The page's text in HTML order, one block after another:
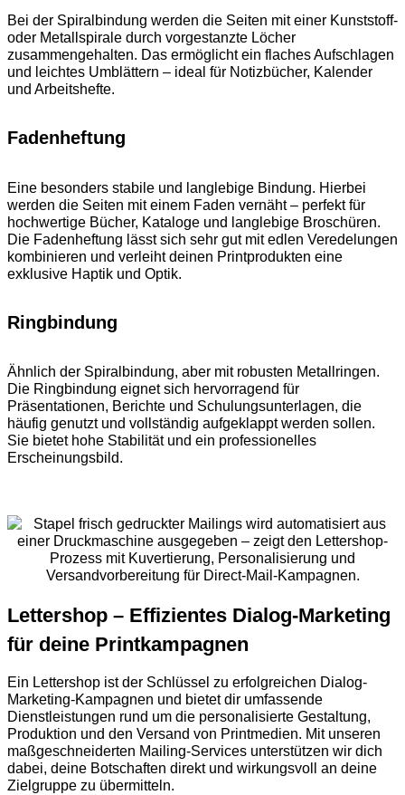
Bei der Spiralbindung werden die Seiten mit einer Kunststoff-
oder Metallspirale durch vorgestanzte Löcher
zusammengehalten. Das ermöglicht ein flaches Aufschlagen
und leichtes Umblättern – ideal für Notizbücher, Kalender
und Arbeitshefte.
Fadenheftung
Eine besonders stabile und langlebige Bindung. Hierbei
werden die Seiten mit einem Faden vernäht – perfekt für
hochwertige Bücher, Kataloge und langlebige Broschüren.
Die Fadenheftung lässt sich sehr gut mit edlen Veredelungen
kombinieren und verleiht deinen Printprodukten eine
exklusive Haptik und Optik.
Ringbindung
Ähnlich der Spiralbindung, aber mit robusten Metallringen.
Die Ringbindung eignet sich hervorragend für
Präsentationen, Berichte und Schulungsunterlagen, die
häufig genutzt und vollständig aufgeklappt werden sollen.
Sie bietet hohe Stabilität und ein professionelles
Erscheinungsbild.
Lettershop – Effizientes Dialog-Marketing
für deine Printkampagnen
Ein Lettershop ist der Schlüssel zu erfolgreichen Dialog-
Marketing-Kampagnen und bietet dir umfassende
Dienstleistungen rund um die personalisierte Gestaltung,
Produktion und den Versand von Printmedien. Mit unseren
maßgeschneiderten Mailing-Services unterstützen wir dich
dabei, deine Botschaften direkt und wirkungsvoll an deine
Zielgruppe zu übermitteln.